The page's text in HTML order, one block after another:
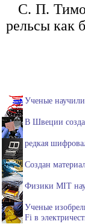
С. П.
рельсы как
Ученые
В Швеции
редкая
Создан
Физики MIT
Ученые
Fi в